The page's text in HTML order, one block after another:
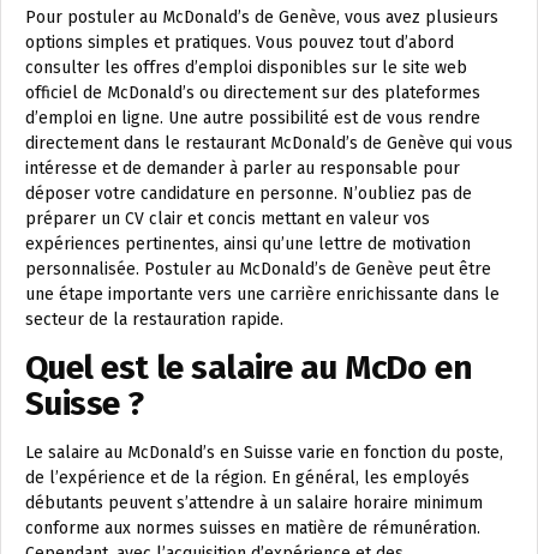
Pour postuler au McDonald’s de Genève, vous avez plusieurs
options simples et pratiques. Vous pouvez tout d’abord
consulter les offres d’emploi disponibles sur le site web
officiel de McDonald’s ou directement sur des plateformes
d’emploi en ligne. Une autre possibilité est de vous rendre
directement dans le restaurant McDonald’s de Genève qui vous
intéresse et de demander à parler au responsable pour
déposer votre candidature en personne. N’oubliez pas de
préparer un CV clair et concis mettant en valeur vos
expériences pertinentes, ainsi qu’une lettre de motivation
personnalisée. Postuler au McDonald’s de Genève peut être
une étape importante vers une carrière enrichissante dans le
secteur de la restauration rapide.
Quel est le salaire au McDo en
Suisse ?
Le salaire au McDonald’s en Suisse varie en fonction du poste,
de l’expérience et de la région. En général, les employés
débutants peuvent s’attendre à un salaire horaire minimum
conforme aux normes suisses en matière de rémunération.